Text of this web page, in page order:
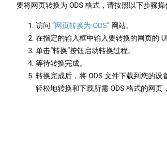
要将网页转换为 ODS 格式，请按照以下步骤操
访问 “网页转换为 ODS” 网站。
在指定的输入框中输入要转换的网页的
单击“转换”按钮启动转换过程。
等待转换完成。
转换完成后，将 ODS 文件下载到您的设
轻松地转换和下载所需 ODS 格式的网页